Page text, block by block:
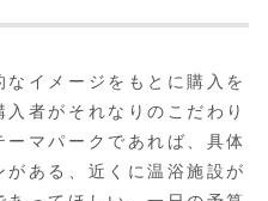
イメージをもとに購入を
者がそれなりのこだわり
マパークであれば、具体
ある、近くに温浴施設が